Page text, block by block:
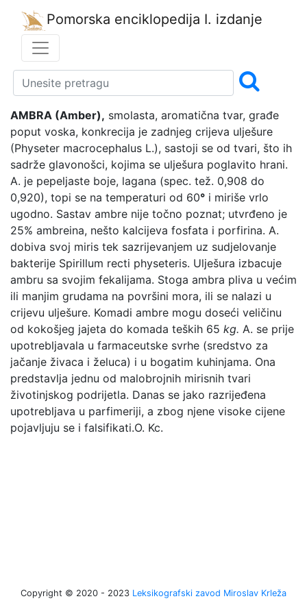
Pomorska enciklopedija I. izdanje
AMBRA (Amber), smolasta, aromatična tvar, građe
poput voska, konkrecija je zadnjeg crijeva ulješure
(Physeter macrocephalus L.), sastoji se od tvari, što ih
sadrže glavonošci, kojima se ulješura poglavito hrani.
A. je pepeljaste boje, lagana (spec. tež. 0,908 do
0,920), topi se na temperaturi od 60° i miriše vrlo
ugodno. Sastav ambre nije točno poznat; utvrđeno je
25% ambreina, nešto kalcijeva fosfata i porfirina. A.
dobiva svoj miris tek sazrijevanjem uz sudjelovanje
bakterije Spirillum recti physeteris. Ulješura izbacuje
ambru sa svojim fekalijama. Stoga ambra pliva u većim
ili manjim grudama na površini mora, ili se nalazi u
crijevu ulješure. Komadi ambre mogu doseći veličinu
od kokošjeg jajeta do komada teških 65 kg. A. se prije
upotrebljavala u farmaceutske svrhe (sredstvo za
jačanje živaca i želuca) i u bogatim kuhinjama. Ona
predstavlja jednu od malobrojnih mirisnih tvari
životinjskog podrijetla. Danas se jako razrijeđena
upotrebljava u parfimeriji, a zbog njene visoke cijene
pojavljuju se i falsifikati.O. Kc.
Copyright © 2020 - 2023 Leksikografski zavod Miroslav Krleža